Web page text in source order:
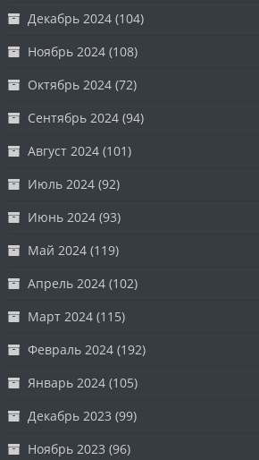
Декабрь 2024 (104)
Ноябрь 2024 (108)
Октябрь 2024 (72)
Сентябрь 2024 (94)
Август 2024 (101)
Июль 2024 (92)
Июнь 2024 (93)
Май 2024 (119)
Апрель 2024 (102)
Март 2024 (115)
Февраль 2024 (192)
Январь 2024 (105)
Декабрь 2023 (99)
Ноябрь 2023 (96)